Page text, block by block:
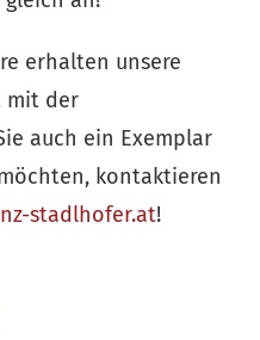
erhalten unsere
mit der
auch ein Exemplar
kontaktieren
stadlhofer.at!